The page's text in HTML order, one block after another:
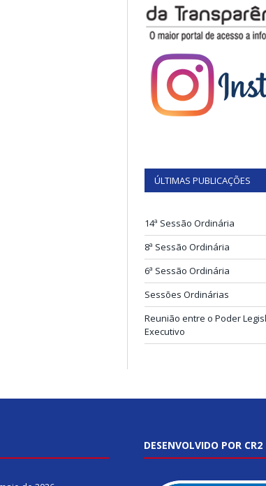
ÚLTIMAS PUBLICAÇÕES
14ª Sessão Ordinária
8ª Sessão Ordinária
6ª Sessão Ordinária
Sessões Ordinárias
Reunião entre o Poder
Executivo
DESENVOLVIDO POR CR2